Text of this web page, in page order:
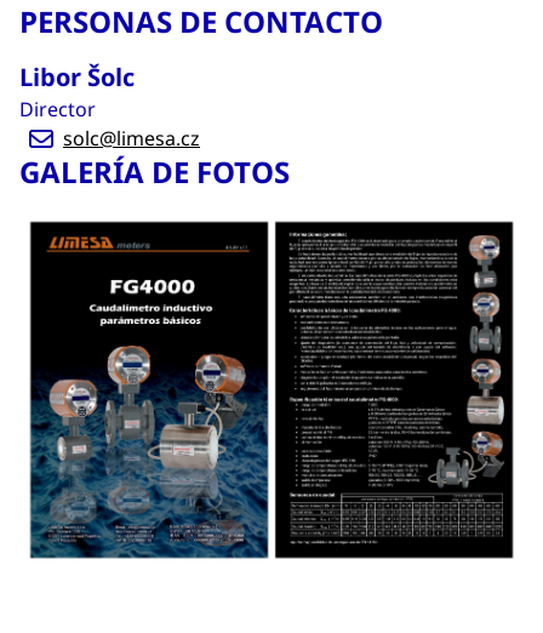
PERSONAS DE CONTACTO
Libor Šolc
Director
solc@limesa.cz
GALERÍA DE FOTOS